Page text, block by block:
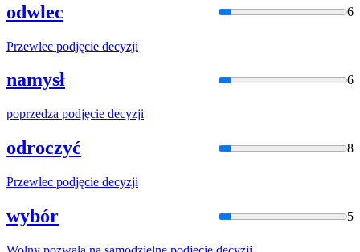
odwlec 6
Przewlec podjęcie decyzji
namysł 6
poprzedza podjęcie decyzji
odroczyć 8
Przewlec podjęcie decyzji
wybór 5